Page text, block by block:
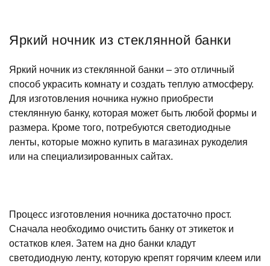
Яркий ночник из стеклянной банки
Яркий ночник из стеклянной банки – это отличный
способ украсить комнату и создать теплую атмосферу.
Для изготовления ночника нужно приобрести
стеклянную банку, которая может быть любой формы и
размера. Кроме того, потребуются светодиодные
ленты, которые можно купить в магазинах рукоделия
или на специализированных сайтах.
Процесс изготовления ночника достаточно прост.
Сначала необходимо очистить банку от этикеток и
остатков клея. Затем на дно банки кладут
светодиодную ленту, которую крепят горячим клеем или